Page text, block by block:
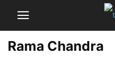
Rama Chandra